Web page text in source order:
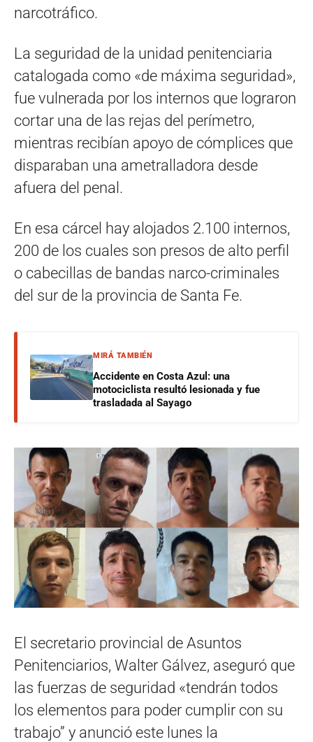
narcotráfico.
La seguridad de la unidad penitenciaria
catalogada como «de máxima seguridad»,
fue vulnerada por los internos que lograron
cortar una de las rejas del perímetro,
mientras recibían apoyo de cómplices que
disparaban una ametralladora desde
afuera del penal.
En esa cárcel hay alojados 2.100 internos,
200 de los cuales son presos de alto perfil
o cabecillas de bandas narco-criminales
del sur de la provincia de Santa Fe.
MIRÁ TAMBIÉN
Accidente en Costa Azul: una
motociclista resultó lesionada y fue
trasladada al Sayago
El secretario provincial de Asuntos
Penitenciarios, Walter Gálvez, aseguró que
las fuerzas de seguridad «tendrán todos
los elementos para poder cumplir con su
trabajo” y anunció este lunes la